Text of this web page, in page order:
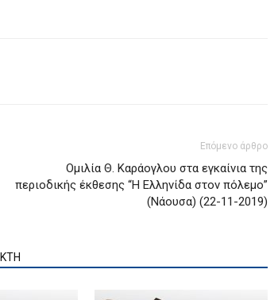
Επόμενο άρθρο
Ομιλία Θ. Καράογλου στα εγκαίνια της
περιοδικής έκθεσης “Η Ελληνίδα στον πόλεμο”
(Νάουσα) (22-11-2019)